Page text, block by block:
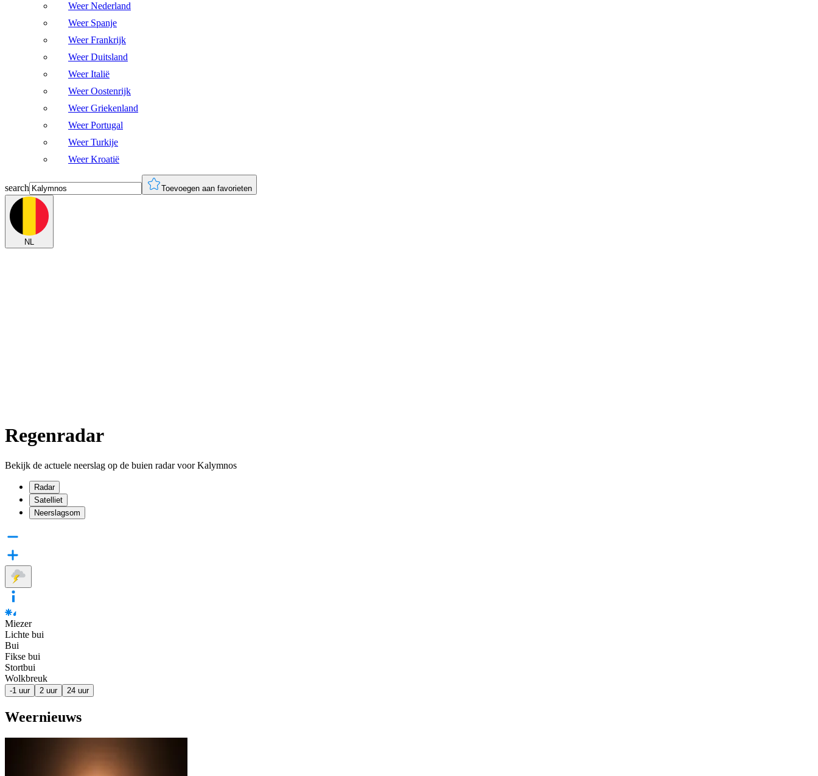
Weer Nederland
Weer Spanje
Weer Frankrijk
Weer Duitsland
Weer Italië
Weer Oostenrijk
Weer Griekenland
Weer Portugal
Weer Turkije
Weer Kroatië
search Toevoegen aan favorieten
NL
Regenradar
Bekijk de actuele neerslag op de buien radar voor Kalymnos
Radar
Satelliet
Neerslagsom
Miezer
Lichte bui
Bui
Fikse bui
Stortbui
Wolkbreuk
-1 uur 2 uur 24 uur
Weernieuws